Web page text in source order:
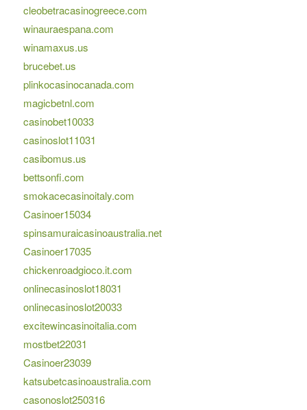
cleobetracasinogreece.com
winauraespana.com
winamaxus.us
brucebet.us
plinkocasinocanada.com
magicbetnl.com
casinobet10033
casinoslot11031
casibomus.us
bettsonfi.com
smokacecasinoitaly.com
Casinoer15034
spinsamuraicasinoaustralia.net
Casinoer17035
chickenroadgioco.it.com
onlinecasinoslot18031
onlinecasinoslot20033
excitewincasinoitalia.com
mostbet22031
Casinoer23039
katsubetcasinoaustralia.com
casonoslot250316